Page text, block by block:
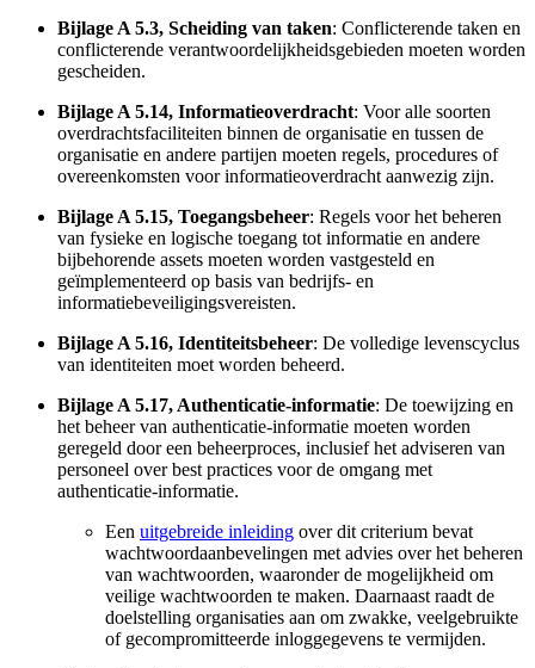
Bijlage A 5.3, Scheiding van taken: Conflicterende taken en
conflicterende verantwoordelijkheidsgebieden moeten worden
gescheiden.
Bijlage A 5.14, Informatieoverdracht: Voor alle soorten
overdrachtsfaciliteiten binnen de organisatie en tussen de
organisatie en andere partijen moeten regels, procedures of
overeenkomsten voor informatieoverdracht aanwezig zijn.
Bijlage A 5.15, Toegangsbeheer: Regels voor het beheren
van fysieke en logische toegang tot informatie en andere
bijbehorende assets moeten worden vastgesteld en
geïmplementeerd op basis van bedrijfs- en
informatiebeveiligingsvereisten.
Bijlage A 5.16, Identiteitsbeheer: De volledige levenscyclus
van identiteiten moet worden beheerd.
Bijlage A 5.17, Authenticatie-informatie: De toewijzing en
het beheer van authenticatie-informatie moeten worden
geregeld door een beheerproces, inclusief het adviseren van
personeel over best practices voor de omgang met
authenticatie-informatie.
Een uitgebreide inleiding over dit criterium bevat
wachtwoordaanbevelingen met advies over het beheren
van wachtwoorden, waaronder de mogelijkheid om
veilige wachtwoorden te maken. Daarnaast raadt de
doelstelling organisaties aan om zwakke, veelgebruikte
of gecompromitteerde inloggegevens te vermijden.